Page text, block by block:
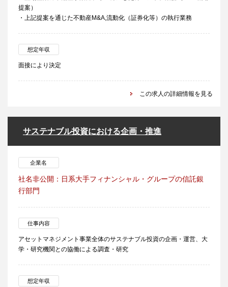
提案）
・上記提案を通じた不動産M&A,流動化（証券化等）の執行業務
想定年収
面接により決定
この求人の詳細情報を見る
サステナブル投資における企画・推進
企業名
社名非公開：日系大手フィナンシャル・グループの信託銀
行部門
仕事内容
アセットマネジメント事業全体のサステナブル投資の企画・運営、大
学・研究機関との協働による調査・研究
想定年収